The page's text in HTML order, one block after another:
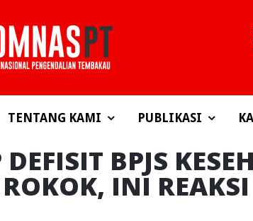
TENTANG KAMI PUBLIKASI
BPJS
INI